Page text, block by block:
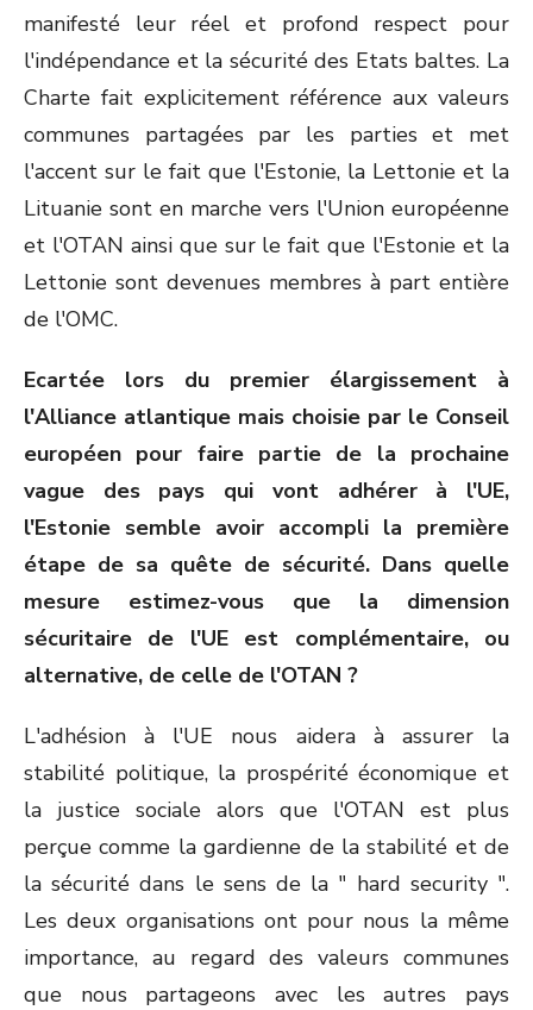
manifesté leur réel et profond respect pour
l'indépendance et la sécurité des Etats baltes. La
Charte fait explicitement référence aux valeurs
communes partagées par les parties et met
l'accent sur le fait que l'Estonie, la Lettonie et la
Lituanie sont en marche vers l'Union européenne
et l'OTAN ainsi que sur le fait que l'Estonie et la
Lettonie sont devenues membres à part entière
de l'OMC.
Ecartée lors du premier élargissement à
l'Alliance atlantique mais choisie par le Conseil
européen pour faire partie de la prochaine
vague des pays qui vont adhérer à l'UE,
l'Estonie semble avoir accompli la première
étape de sa quête de sécurité. Dans quelle
mesure estimez-vous que la dimension
sécuritaire de l'UE est complémentaire, ou
alternative, de celle de l'OTAN ?
L'adhésion à l'UE nous aidera à assurer la
stabilité politique, la prospérité économique et
la justice sociale alors que l'OTAN est plus
perçue comme la gardienne de la stabilité et de
la sécurité dans le sens de la " hard security ".
Les deux organisations ont pour nous la même
importance, au regard des valeurs communes
que nous partageons avec les autres pays